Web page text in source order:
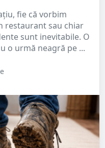
fie că vorbim
restaurant sau chiar
sunt inevitabile. O
o urmă neagră pe ...